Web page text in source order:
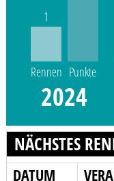
1
Rennen Punkte
2024
NÄCHSTES
DATUM